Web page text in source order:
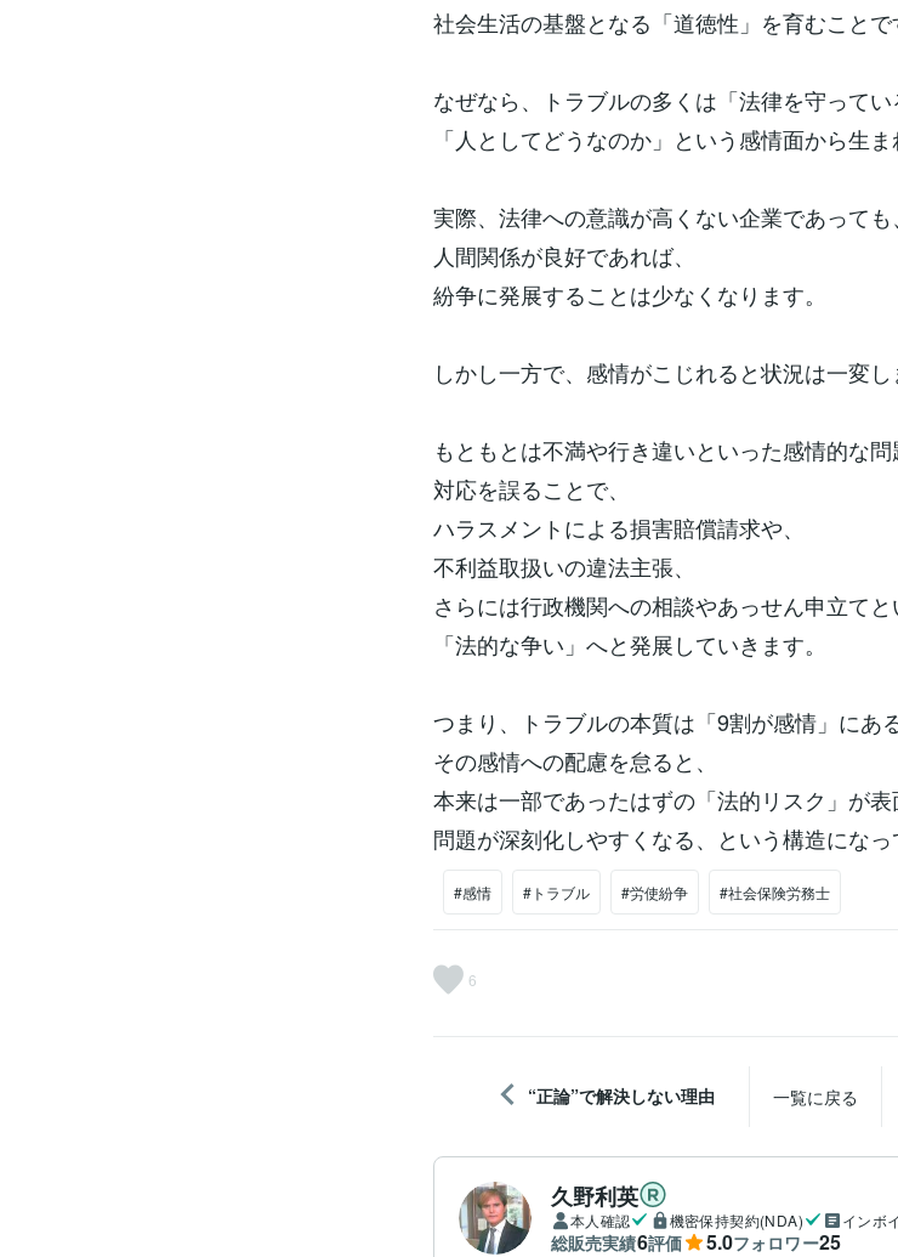
社会生活の基盤となる「道徳性」を育むことで
なぜなら、トラブルの多くは「法律を守ってい
「人としてどうなのか」という感情面から生ま
実際、法律への意識が高くない企業であっても、
人間関係が良好であれば、
紛争に発展することは少なくなります。
しかし一方で、感情がこじれると状況は一変し
もともとは不満や行き違いといった感情的な問
対応を誤ることで、
ハラスメントによる損害賠償請求や、
不利益取扱いの違法主張、
さらには行政機関への相談やあっせん申立てと
「法的な争い」へと発展していきます。
つまり、トラブルの本質は「9割が感情」にある
その感情への配慮を怠ると、
本来は一部であったはずの「法的リスク」が表
問題が深刻化しやすくなる、という構造になっ
#感情 #トラブル #労使紛争 #社会保険労務士
6
“正論”で解決しない理由 一覧に戻る
久野利英
本人確認 機密保持契約(NDA) インボ
総販売実績6評価 5.0フォロワー25